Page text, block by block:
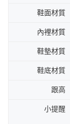
鞋面材質
內裡材質
鞋墊材質
鞋底材質
跟高
小提醒